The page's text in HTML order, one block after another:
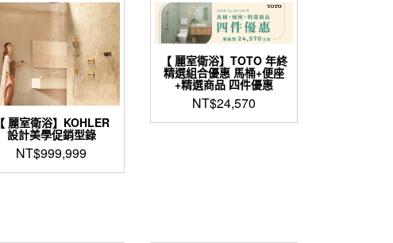
【 麗室衛浴】KOHLER
設計美學促銷型錄
NT$999,999
【 麗室衛浴】TOTO 年終
精選組合優惠 馬桶+便座
+精選商品 四件優惠
NT$24,570